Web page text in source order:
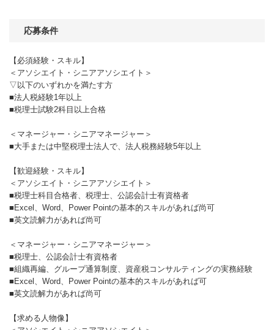
応募条件
【必須経験・スキル】
＜アソシエイト・シニアアソシエイト＞
▽以下のいずれかを満たす方
■法人税経験1年以上
■税理士試験2科目以上合格
＜マネージャー・シニアマネージャー＞
■大手または中堅税理士法人で、法人税務経験5年以上
【歓迎経験・スキル】
＜アソシエイト・シニアアソシエイト＞
■税理士科目合格者、税理士、公認会計士有資格者
■Excel、Word、Power Pointの基本的スキルがあれば尚可
■英文読解力があれば尚可
＜マネージャー・シニアマネージャー＞
■税理士、公認会計士有資格者
■組織再編、グループ通算制度、資産税コンサルティングの実務経験
■Excel、Word、Power Pointの基本的スキルがあれば可
■英文読解力があれば尚可
【求める人物像】